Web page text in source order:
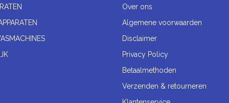
Over ons
Algemene voorwaarden
Disclaimer
Privacy Policy
Betaalmethoden
Verzenden & retourneren